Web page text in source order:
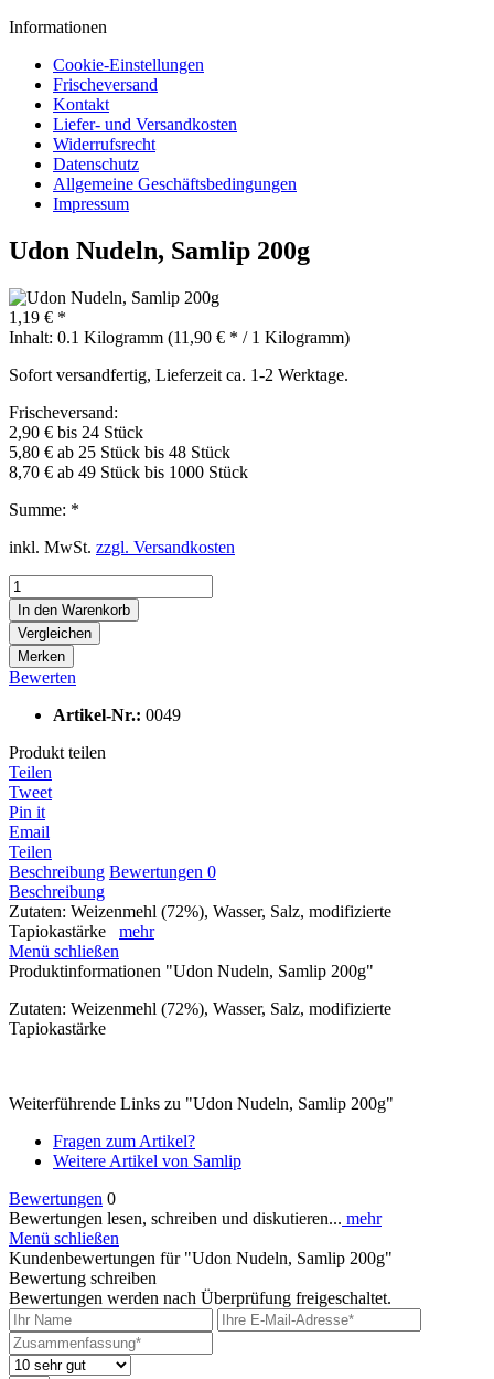
Informationen
Cookie-Einstellungen
Frischeversand
Kontakt
Liefer- und Versandkosten
Widerrufsrecht
Datenschutz
Allgemeine Geschäftsbedingungen
Impressum
Udon Nudeln, Samlip 200g
1,19 € *
Inhalt: 0.1 Kilogramm (11,90 € * / 1 Kilogramm)
Sofort versandfertig, Lieferzeit ca. 1-2 Werktage.
Frischeversand:
2,90 € bis 24 Stück
5,80 € ab 25 Stück bis 48 Stück
8,70 € ab 49 Stück bis 1000 Stück
Summe: *
inkl. MwSt. zzgl. Versandkosten
In den Warenkorb
Vergleichen
Merken
Bewerten
Artikel-Nr.: 0049
Produkt teilen
Teilen
Tweet
Pin it
Email
Teilen
Beschreibung Bewertungen 0
Beschreibung
Zutaten: Weizenmehl (72%), Wasser, Salz, modifizierte
Tapiokastärke mehr
Menü schließen
Produktinformationen "Udon Nudeln, Samlip 200g"
Zutaten: Weizenmehl (72%), Wasser, Salz, modifizierte
Tapiokastärke
Weiterführende Links zu "Udon Nudeln, Samlip 200g"
Fragen zum Artikel?
Weitere Artikel von Samlip
Bewertungen 0
Bewertungen lesen, schreiben und diskutieren... mehr
Menü schließen
Kundenbewertungen für "Udon Nudeln, Samlip 200g"
Bewertung schreiben
Bewertungen werden nach Überprüfung freigeschaltet.